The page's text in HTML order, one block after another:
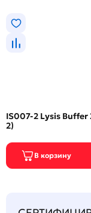
IS007-2 Lysis Buffer
2)